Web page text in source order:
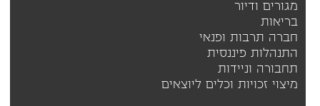
מגורים ודיור
בריאות
חברה תרבות ופנאי
התנהלות פיננסית
תחבורה וניידות
מיצוי זכויות וכלים ליוצאים